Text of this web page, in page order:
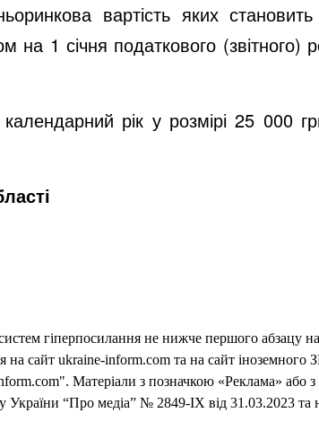
вартість яких
на 1 січня податкового (звітного)
рік у розмірі 25 000
гіперпосилання не нижче першого абзацу
сайт ukraine-inform.com та на сайт іноземного
Матеріали з позначкою «Реклама» або з
“Про медіа” № 2849-IX від 31.03.2023 та